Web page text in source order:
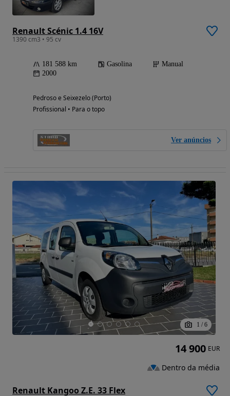
Renault Scénic 1.4 16V
1390 cm3 • 95 cv
181 588 km Gasolina
Manual
2000
Pedroso e Seixezelo (Porto)
Profissional • Para o topo
Ver anúncios
1 / 6
Renault Kangoo Z.E. 33 Flex
14 900 EUR
Dentro da média